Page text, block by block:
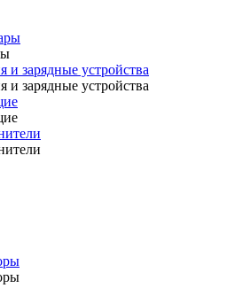
и зарядные устройства
и зарядные устройства